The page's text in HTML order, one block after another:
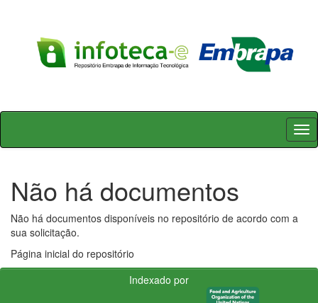
Skip
Não há documentos
Não há documentos disponíveis no repositório de acordo com a
sua solicitação.
Página inicial do repositório
Indexado por